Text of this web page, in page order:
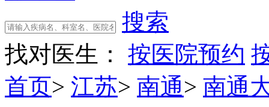
搜索
找对医生：
按医院预约
首页> 江苏> 南通> 南通